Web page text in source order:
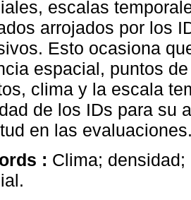
escalas
arrojados por los
Esto ocasiona
espacial, puntos
clima y la escala
de los IDs para su
en las
: Clima;